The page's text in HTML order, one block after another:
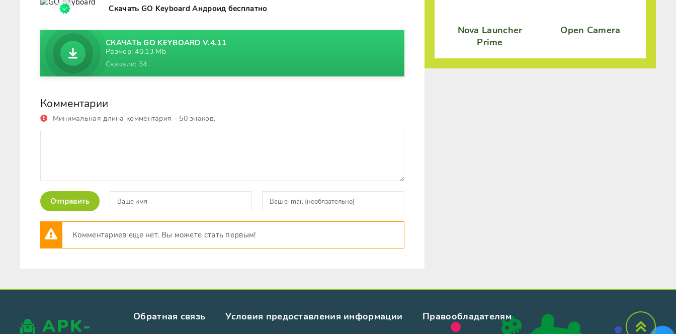
Скачать GO Keyboard Андроид бесплатно
СКАЧАТЬ GO KEYBOARD V.4.11
Размер: 40,13 Mb
Скачали: 34
Комментарии
Минимальная длина комментария - 50 знаков.
Отправить
Комментариев еще нет. Вы можете стать первым!
Nova Launcher
Prime
Open Camera
APK- Обратная связь Условия предоставления информации Правообладателям